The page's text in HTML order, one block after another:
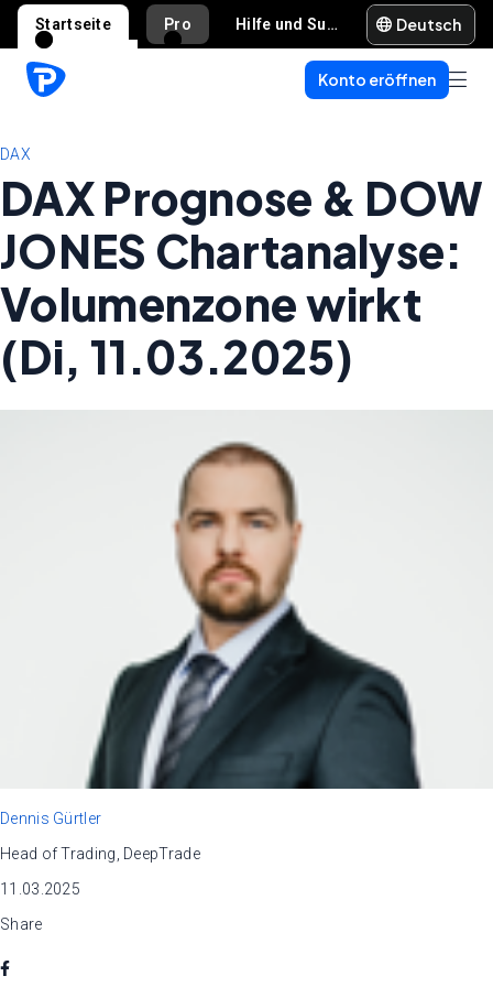
Startseite Pro Hilfe und Support Deutsch
Konto eröffnen
DAX
DAX Prognose & DOW
JONES Chartanalyse:
Volumenzone wirkt
(Di, 11.03.2025)
Dennis Gürtler
Head of Trading, DeepTrade
11.03.2025
Share